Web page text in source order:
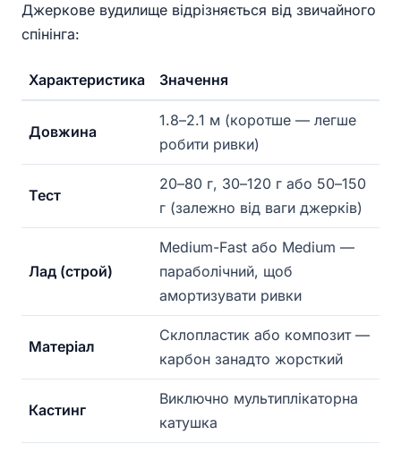
Джеркове вудилище відрізняється від звичайного
спінінга:
Характеристика Значення
Довжина
1.8–2.1 м (коротше — легше
робити ривки)
Тест
20–80 г, 30–120 г або 50–150
г (залежно від ваги джерків)
Лад (строй)
Medium-Fast або Medium —
параболічний, щоб
амортизувати ривки
Матеріал
Склопластик або композит —
карбон занадто жорсткий
Кастинг
Виключно мультиплікаторна
катушка